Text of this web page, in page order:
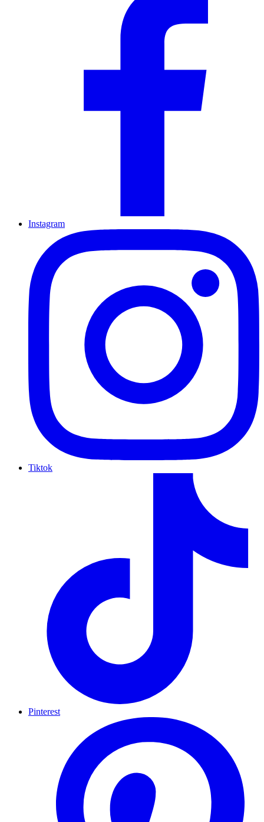
Instagram
Tiktok
Pinterest